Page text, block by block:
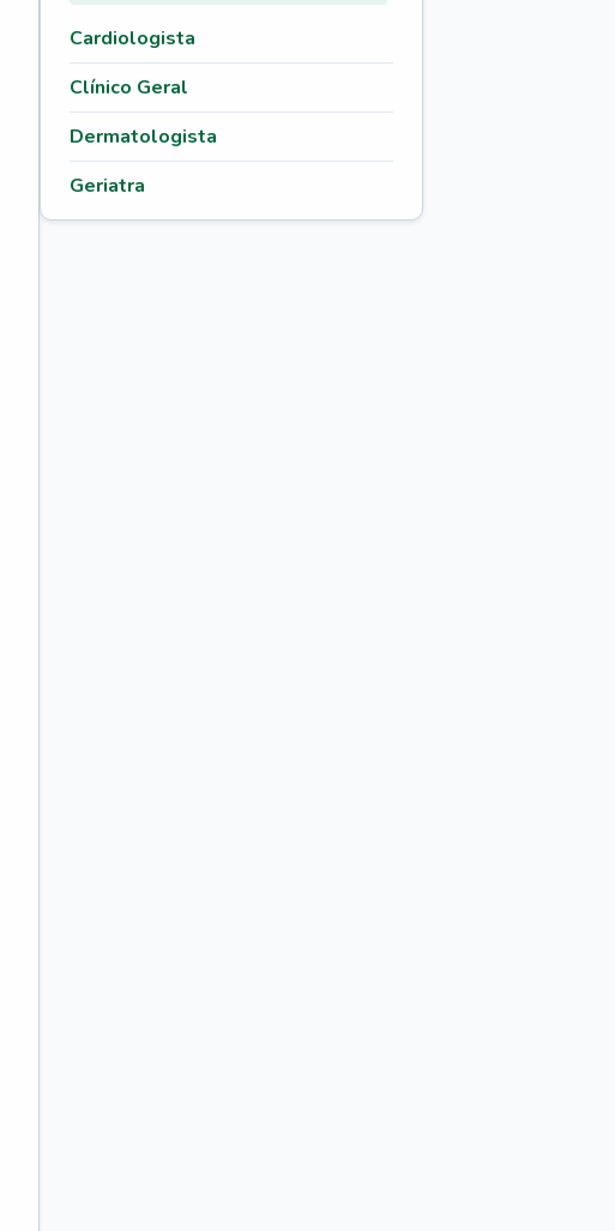
Cardiologista
Clínico Geral
Dermatologista
Geriatra